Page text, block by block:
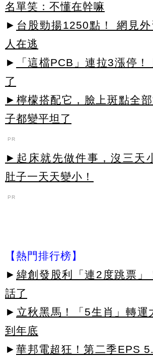
名單笑：不懂在幹嘛
► 台股勁揚1250點！ 網見
人在逃
►
「這檔PCB」連拉3漲停
了
►檸檬搭配它，臉上斑點全
子都變平坦了
PR
►起床就先做件事，沒三天
肚子一天天變小！
PR
【熱門排行榜】
► 緯創發股利「連2度跳票」
話了
► 立秋黑馬！「5生肖」轉運
到年底
► 華邦電超狂！第二季EPS